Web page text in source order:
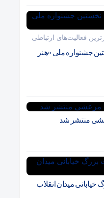
فعالیت‌های ارتباطی
جشنواره ملی «هنر
منتشر شد
میدان انقلاب